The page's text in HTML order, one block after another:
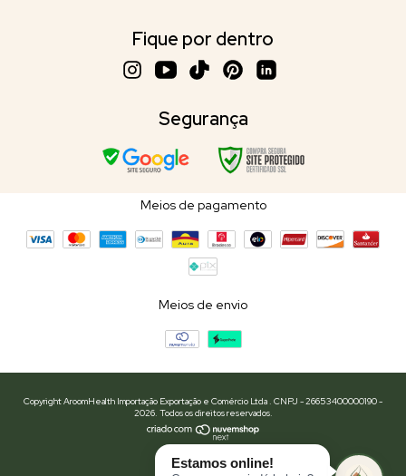
Fique por dentro
Segurança
Meios de pagamento
Meios de envio
Copyright AroomHealth Importação Exportação e Comércio Ltda . CNPJ - 26653400000190 -
2026. Todos os direitos reservados.
Estamos online!